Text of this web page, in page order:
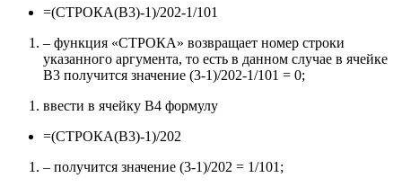
=(СТРОКА(B3)-1)/202-1/101
– функция «СТРОКА» возвращает номер строки
указанного аргумента, то есть в данном случае в ячейке
B3 получится значение (3-1)/202-1/101 = 0;
ввести в ячейку B4 формулу
=(СТРОКА(B3)-1)/202
– получится значение (3-1)/202 = 1/101;